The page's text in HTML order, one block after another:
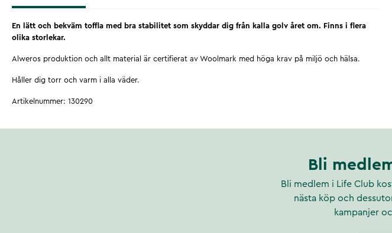
En lätt och bekväm toffla med bra stabilitet som skyddar dig från kalla golv året om. Finns i flera
olika storlekar.
Alweros produktion och allt material är certifierat av Woolmark med höga krav på miljö och hälsa.
Håller dig torr och varm i alla väder.
Artikelnummer: 130290
Bli
Bli medlem i Life Club
nästa köp och
kampanjer